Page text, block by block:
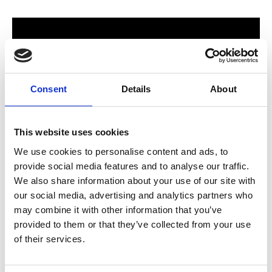
Consent Details About
This website uses cookies
We use cookies to personalise content and ads, to
provide social media features and to analyse our traffic.
We also share information about your use of our site with
our social media, advertising and analytics partners who
may combine it with other information that you’ve
provided to them or that they’ve collected from your use
of their services.
För hela familjen
2024 stod Varbergs nya butik och bygglagar klart. Förmodligen
ett av Sveriges mest välsorterade byggvaruhus som välkomnar
både dig som konsument och proffskund. Varbergs Trä har allt